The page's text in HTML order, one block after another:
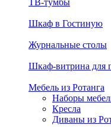
ТВ-тумбы
Шкаф в Гостиную
Журнальные столы
Шкаф-витрина для
Мебель из Ротанга
Наборы
Кресла
Диваны из